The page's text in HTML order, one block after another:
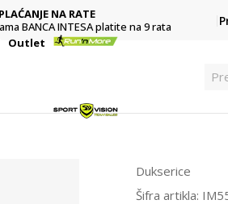
POZOVITE NAS
011 422 1422
Outlet
Dukserice
Šifra artikla: